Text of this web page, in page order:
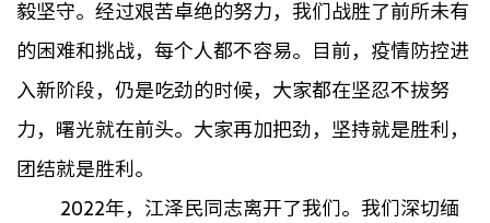
毅坚守。经过艰苦卓绝的努力，我们战胜了前所未有
的困难和挑战，每个人都不容易。目前，疫情防控进
入新阶段，仍是吃劲的时候，大家都在坚忍不拔努
力，曙光就在前头。大家再加把劲，坚持就是胜利，
团结就是胜利。
2022年，江泽民同志离开了我们。我们深切缅